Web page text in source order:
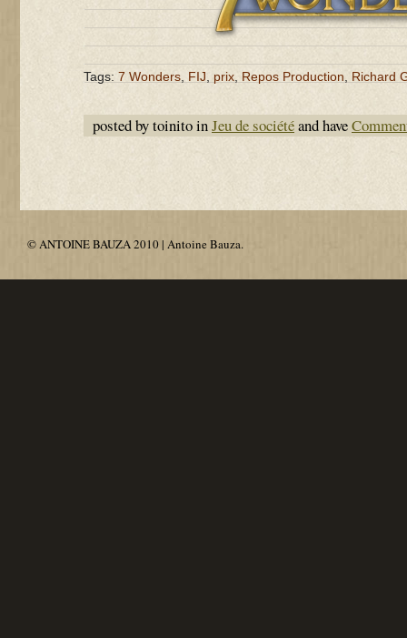
Tags: 7 Wonders FIJ prix Repos Production Richard
posted by toinito inJeu de sociétéand have
© ANTOINE BAUZA 2010 | Antoine Bauza.